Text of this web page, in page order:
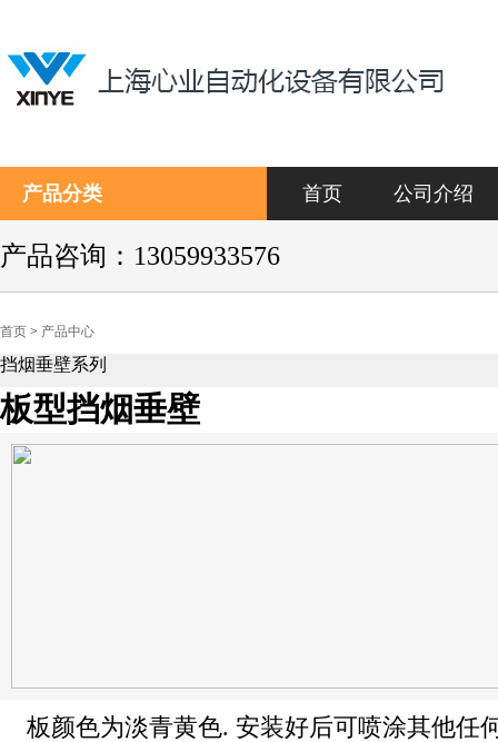
产品分类 首页 公司介绍
产品咨询：13059933576
首页 > 产品中心
挡烟垂壁系列
板型挡烟垂壁
板颜色为淡青黄色. 安装好后可喷涂其他任